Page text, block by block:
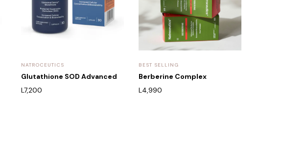
NATROCEUTICS
Glutathione SOD Advanced
L7,200
BEST SELLING
Berberine Complex
L4,990